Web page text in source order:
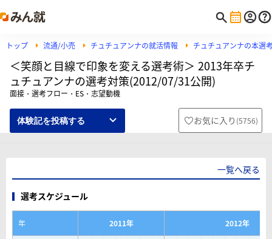
トップ 流通/小売 チュチュアンナの就活情報 チュチュアンナの本選
＜笑顔と目線で印象を変える選考術＞ 2013年卒チ
ュチュアンナの選考対策(2012/07/31公開)
面接・選考フロー・ES・志望動機
体験記を投稿する お気に入り (5756)
一覧へ戻る
選考スケジュール
年 2011年
2012年